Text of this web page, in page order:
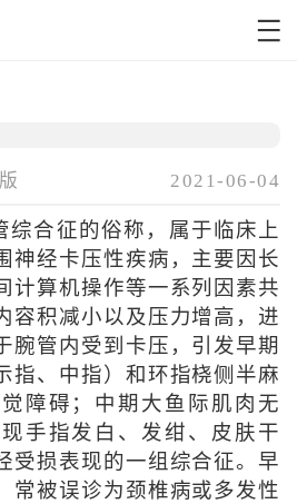
2021-06-04
综合征的俗称，属于临床上
神经卡压性疾病，主要因长
计算机操作等一系列因素共
容积减小以及压力增高，进
腕管内受到卡压，引发早期
指、中指）和环指桡侧半麻
障碍；中期大鱼际肌肉无
手指发白、发绀、皮肤干
受损表现的一组综合征。早
常被误诊为颈椎病或多发性